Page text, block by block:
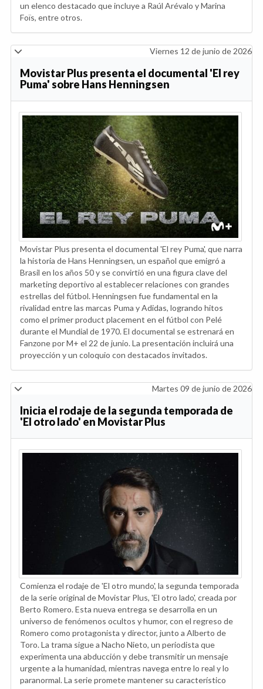
un elenco destacado que incluye a Raúl Arévalo y Marina
Foïs, entre otros.
Viernes 12 de junio de 2026
Movistar Plus presenta el documental 'El rey
Puma' sobre Hans Henningsen
Movistar Plus presenta el documental 'El rey Puma', que narra
la historia de Hans Henningsen, un español que emigró a
Brasil en los años 50 y se convirtió en una figura clave del
marketing deportivo al establecer relaciones con grandes
estrellas del fútbol. Henningsen fue fundamental en la
rivalidad entre las marcas Puma y Adidas, logrando hitos
como el primer product placement en el fútbol con Pelé
durante el Mundial de 1970. El documental se estrenará en
Fanzone por M+ el 22 de junio. La presentación incluirá una
proyección y un coloquio con destacados invitados.
Martes 09 de junio de 2026
Inicia el rodaje de la segunda temporada de
'El otro lado' en Movistar Plus
Comienza el rodaje de 'El otro mundo', la segunda temporada
de la serie original de Movistar Plus, 'El otro lado', creada por
Berto Romero. Esta nueva entrega se desarrolla en un
universo de fenómenos ocultos y humor, con el regreso de
Romero como protagonista y director, junto a Alberto de
Toro. La trama sigue a Nacho Nieto, un periodista que
experimenta una abducción y debe transmitir un mensaje
urgente a la humanidad, mientras navega entre lo real y lo
paranormal. La serie promete mantener su característico